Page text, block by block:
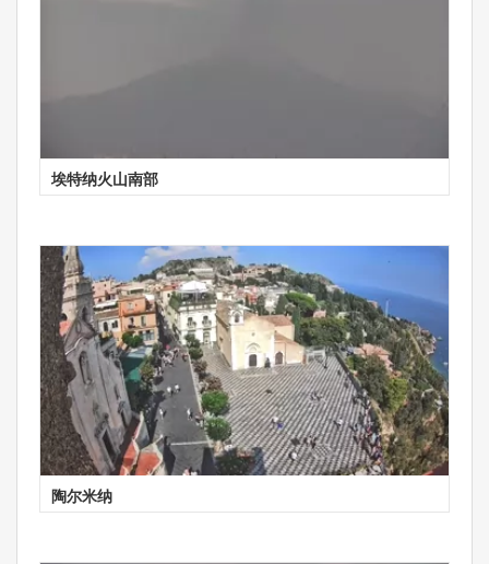
埃特纳火山南部
陶尔米纳